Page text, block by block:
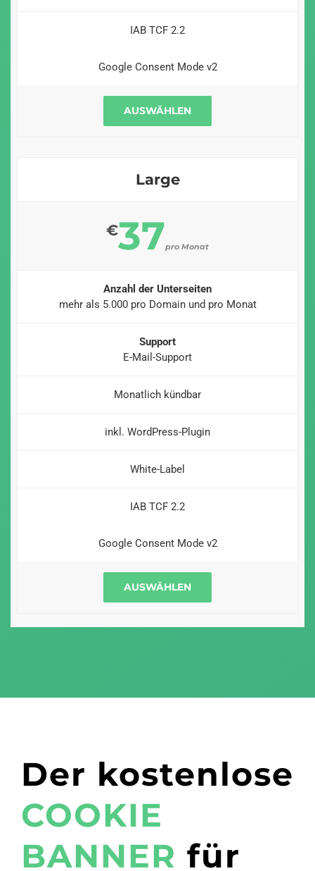
IAB TCF 2.2
Google Consent Mode v2
AUSWÄHLEN
Large
€37pro Monat
Anzahl der Unterseiten
mehr als 5.000 pro Domain und pro Monat
Support
E-Mail-Support
Monatlich kündbar
inkl. WordPress-Plugin
White-Label
IAB TCF 2.2
Google Consent Mode v2
AUSWÄHLEN
Der kostenlose
COOKIE
BANNER für